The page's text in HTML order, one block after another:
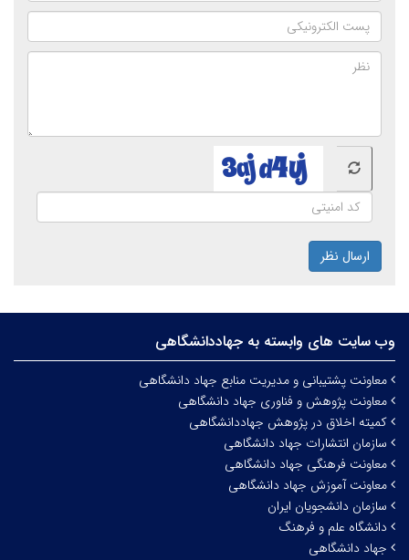
ارسال نظر
وب سایت های وابسته به جهاددانشگاهی
معاونت پشتیبانی و مدیریت منابع جهاد دانشگاهی
معاونت پژوهش و فناوری جهاد دانشگاهی
کمیته اخلاق در پژوهش جهاددانشگاهی
سازمان انتشارات جهاد دانشگاهی
معاونت فرهنگی جهاد دانشگاهی
معاونت آموزش جهاد دانشگاهی
سازمان دانشجویان ایران
دانشگاه علم و فرهنگ
جهاد دانشگاهی